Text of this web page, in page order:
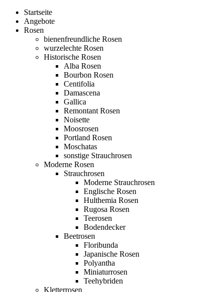
Startseite
Angebote
Rosen
bienenfreundliche Rosen
wurzelechte Rosen
Historische Rosen
Alba Rosen
Bourbon Rosen
Centifolia
Damascena
Gallica
Remontant Rosen
Noisette
Moosrosen
Portland Rosen
Moschatas
sonstige Strauchrosen
Moderne Rosen
Strauchrosen
Moderne Strauchrosen
Englische Rosen
Hulthemia Rosen
Rugosa Rosen
Teerosen
Bodendecker
Beetrosen
Floribunda
Japanische Rosen
Polyantha
Miniaturrosen
Teehybriden
Kletterrosen